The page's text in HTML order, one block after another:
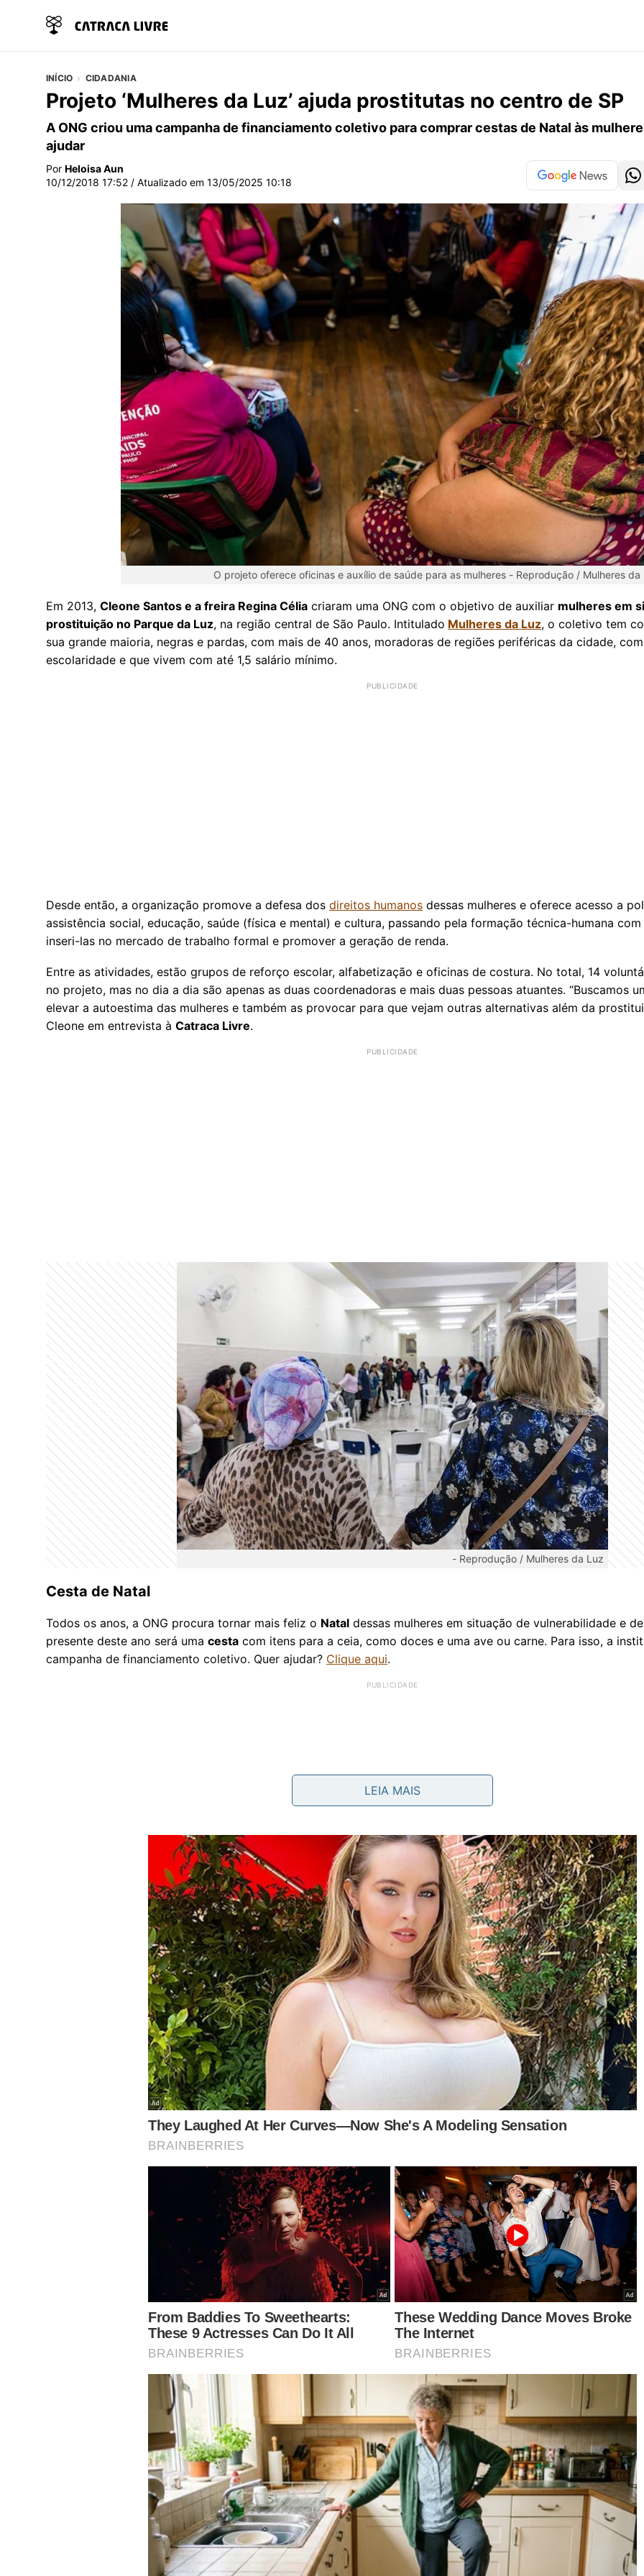
INÍCIO CIDADANIA
Projeto ‘Mulheres da Luz’ ajuda prostitutas no centro de SP
A ONG criou uma campanha de financiamento coletivo para comprar cestas de Natal às
ajudar
Por Heloisa Aun
10/12/2018 17:52 / Atualizado em 13/05/2025 10:18
O projeto oferece oficinas e auxílio de saúde para as mulheres - Reprodução / Mulheres da
Em 2013, Cleone Santos e a freira Regina Célia criaram uma ONG com o objetivo de auxiliar mulheres em
prostituição no Parque da Luz, na região central de São Paulo. Intitulado Mulheres da Luz, o coletivo tem
sua grande maioria, negras e pardas, com mais de 40 anos, moradoras de regiões periféricas da cidade,
escolaridade e que vivem com até 1,5 salário mínimo.
Desde então, a organização promove a defesa dos direitos humanos dessas mulheres e oferece acesso a
assistência social, educação, saúde (física e mental) e cultura, passando pela formação técnica-humana
inseri-las no mercado de trabalho formal e promover a geração de renda.
Entre as atividades, estão grupos de reforço escolar, alfabetização e oficinas de costura. No total, 14
no projeto, mas no dia a dia são apenas as duas coordenadoras e mais duas pessoas atuantes. “Buscamos
elevar a autoestima das mulheres e também as provocar para que vejam outras alternativas além da
Cleone em entrevista à Catraca Livre.
- Reprodução / Mulheres da Luz
Cesta de Natal
Todos os anos, a ONG procura tornar mais feliz o Natal dessas mulheres em situação de vulnerabilidade e
presente deste ano será uma cesta com itens para a ceia, como doces e uma ave ou carne. Para isso, a
campanha de financiamento coletivo. Quer ajudar? Clique aqui.
busca de alguma empresa que apoie o projeto, pois as voluntárias não recebem ajuda de nenhum órgão
“Ajude a fazer um Natal mais feliz para uma de nossas mulheres! Faça uma doação, mas se não puder, não
divulgue para as amigas e amigos!”, diz o site da vaquinha.
Assista ao vídeo abaixo e saiba mais sobre a campanha:
LEIA MAIS